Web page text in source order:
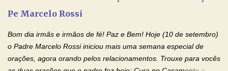
Nome † (sinal da cruz), que está acima de todo Nome, que todos
os padrões de enfermidade física transmitidos em minha linha de
os laços...
Pe Marcelo Rossi
Bom dia irmãs e irmãos de fé! Paz e Bem! Hoje (10 de setembro)
o Padre Marcelo Rossi iniciou mais uma semana especial de
orações, agora orando pelos relacionamentos. Trouxe para vocês